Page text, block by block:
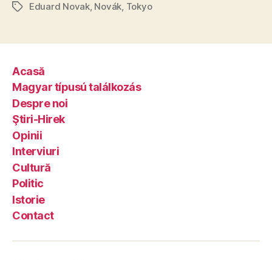
TagsEduard Novak, Novák, Tokyo
Acasă
Magyar típusú találkozás
Despre noi
Ştiri-Hirek
Opinii
Interviuri
Cultură
Politic
Istorie
Contact